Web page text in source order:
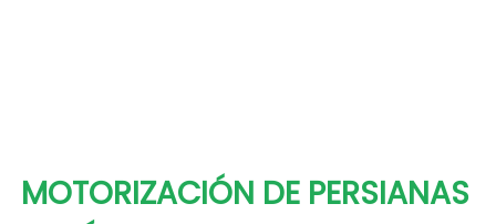
MOTORIZACIÓN DE PERSIANAS